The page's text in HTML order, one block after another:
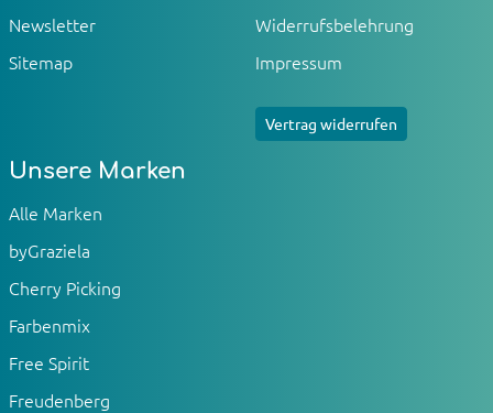
Newsletter
Sitemap
Widerrufsbelehrung
Impressum
Vertrag widerrufen
Unsere Marken
Alle Marken
byGraziela
Cherry Picking
Farbenmix
Free Spirit
Freudenberg